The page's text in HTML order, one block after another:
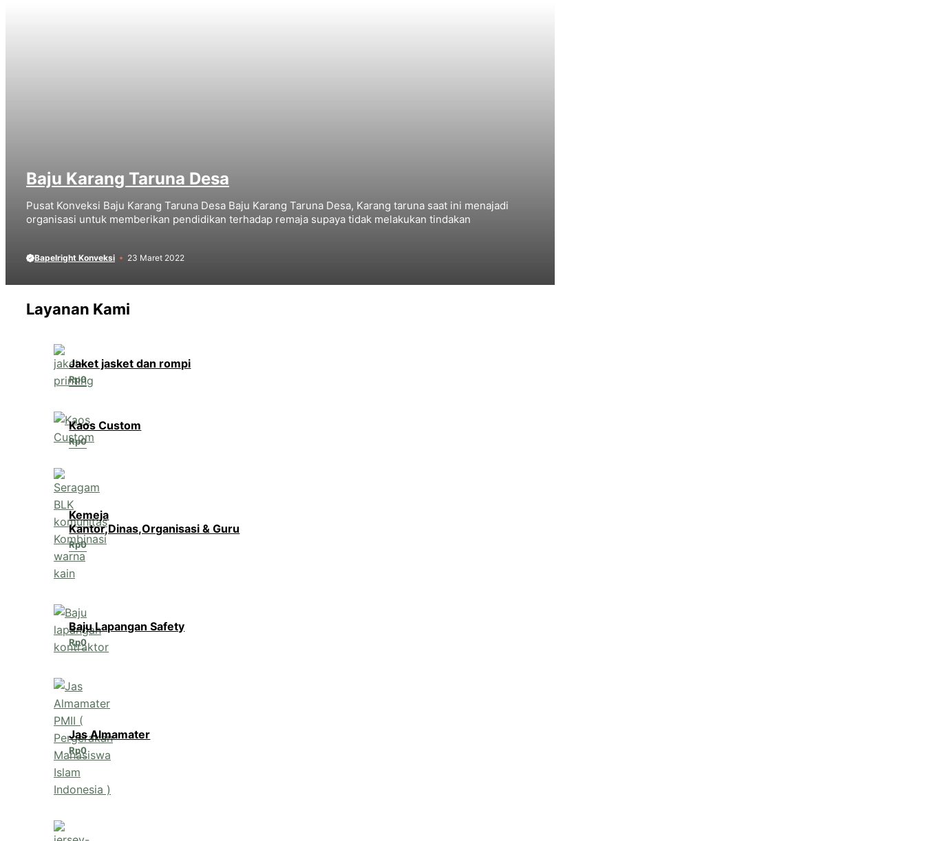
Baju Karang Taruna Desa
Pusat Konveksi Baju Karang Taruna Desa Baju Karang Taruna Desa, Karang taruna saat ini menajadi
organisasi untuk memberikan pendidikan terhadap remaja supaya tidak melakukan tindakan
Bapelright Konveksi 23 Maret 2022
Layanan Kami
Jaket jasket dan rompi
Rp0
Kaos Custom
Rp0
Kemeja
Kantor,Dinas,Organisasi & Guru
Rp0
Baju Lapangan Safety
Rp0
Jas Almamater
Rp0